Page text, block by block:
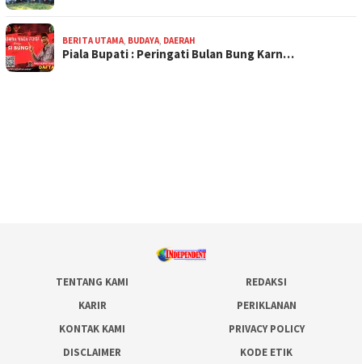
BERITA UTAMA, BUDAYA, DAERAH
Piala Bupati : Peringati Bulan Bung Karn…
TENTANG KAMI
REDAKSI
KARIR
PERIKLANAN
KONTAK KAMI
PRIVACY POLICY
DISCLAIMER
KODE ETIK